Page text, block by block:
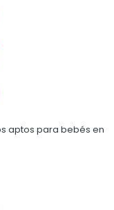
aptos para bebés en